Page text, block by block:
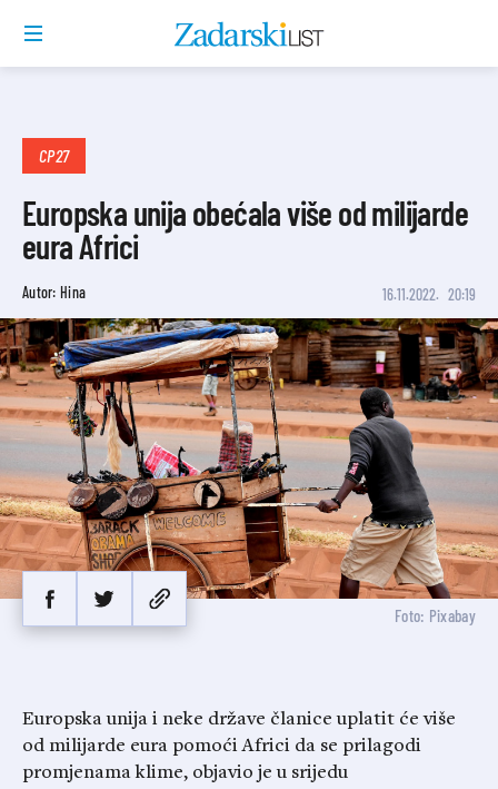
CP27
Europska unija obećala više od milijarde
eura Africi
Autor: Hina 16.11.2022. 20:19
Foto: Pixabay
Europska unija i neke države članice uplatit će više
od milijarde eura pomoći Africi da se prilagodi
promjenama klime, objavio je u srijedu